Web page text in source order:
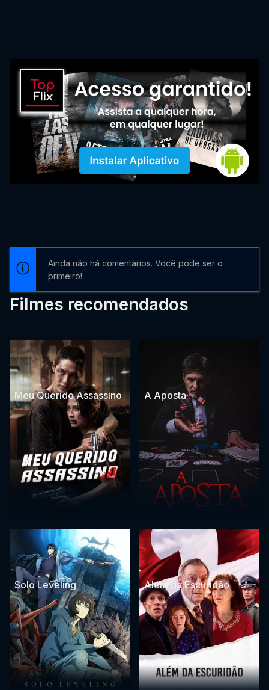
Ainda não há comentários. Você pode ser o
primeiro!
Filmes recomendados
Meu Querido Assassino A Aposta
Solo Leveling Além da Escuridão